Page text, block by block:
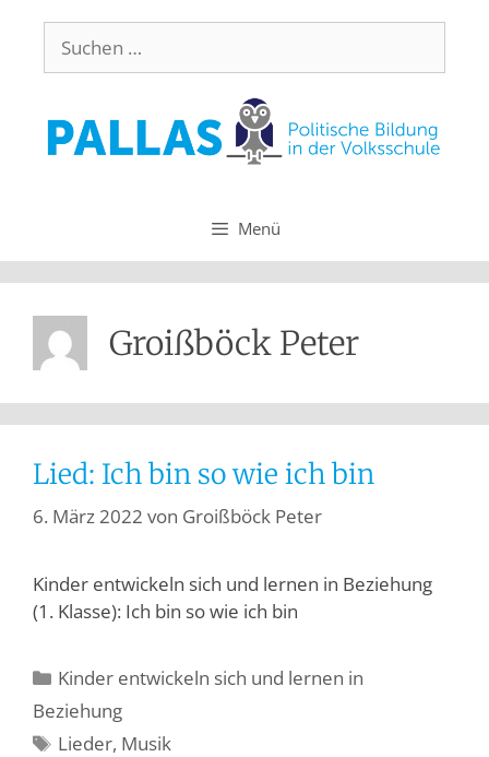
Menü
Groißböck Peter
Lied: Ich bin so wie ich bin
6. März 2022 von Groißböck Peter
Kinder entwickeln sich und lernen in Beziehung
(1. Klasse): Ich bin so wie ich bin
Kinder entwickeln sich und lernen in
Beziehung
Lieder, Musik